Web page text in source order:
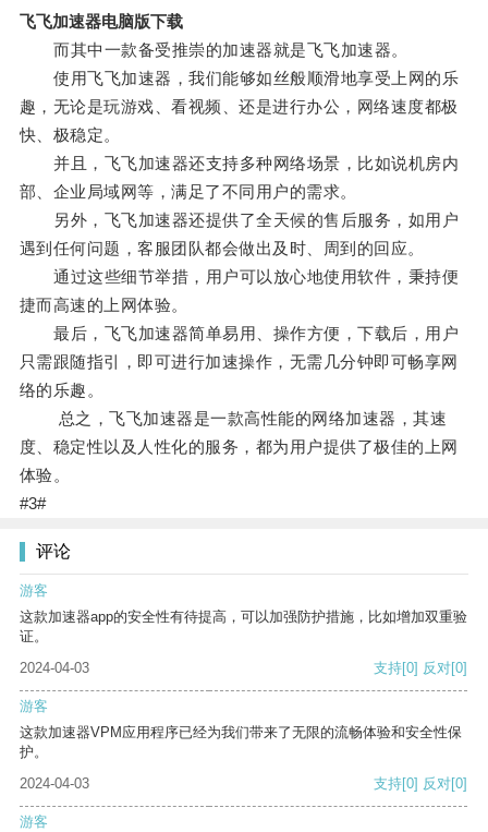
飞飞加速器电脑版下载
而其中一款备受推崇的加速器就是飞飞加速器。
使用飞飞加速器，我们能够如丝般顺滑地享受上网的乐
趣，无论是玩游戏、看视频、还是进行办公，网络速度都极
快、极稳定。
并且，飞飞加速器还支持多种网络场景，比如说机房内
部、企业局域网等，满足了不同用户的需求。
另外，飞飞加速器还提供了全天候的售后服务，如用户
遇到任何问题，客服团队都会做出及时、周到的回应。
通过这些细节举措，用户可以放心地使用软件，秉持便
捷而高速的上网体验。
最后，飞飞加速器简单易用、操作方便，下载后，用户
只需跟随指引，即可进行加速操作，无需几分钟即可畅享网
络的乐趣。
总之，飞飞加速器是一款高性能的网络加速器，其速
度、稳定性以及人性化的服务，都为用户提供了极佳的上网
体验。
#3#
评论
游客
这款加速器app的安全性有待提高，可以加强防护措施，比如增加双重验
证。
2024-04-03
支持[0] 反对[0]
游客
这款加速器VPM应用程序已经为我们带来了无限的流畅体验和安全性保
护。
2024-04-03
支持[0] 反对[0]
游客